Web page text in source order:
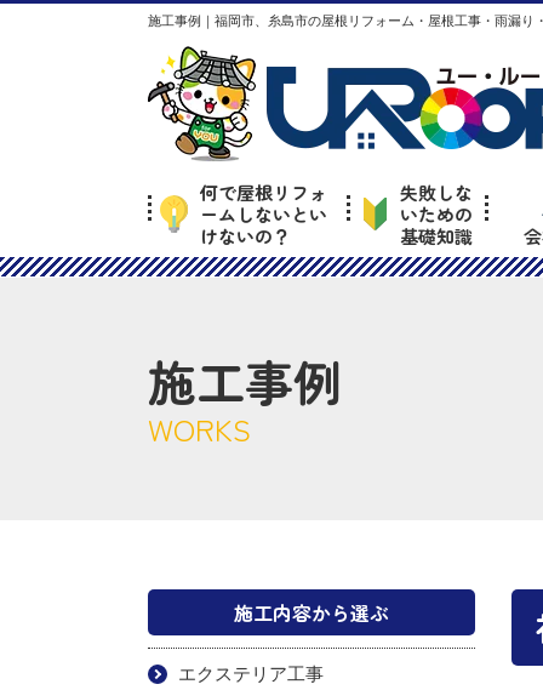
施工事例｜福岡市、糸島市の屋根リフォーム・屋根工事・雨漏
何で屋根リフォ
ームしないとい
けないの？
失敗しな
いための
基礎知識
施工事例
WORKS
施工内容から選ぶ
エクステリア工事